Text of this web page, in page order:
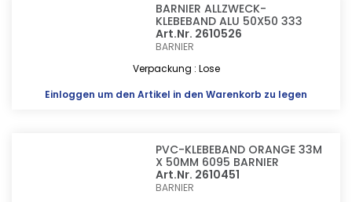
BARNIER ALLZWECK-
KLEBEBAND ALU 50X50 333
Art.Nr. 2610526
BARNIER
Verpackung : Lose
Einloggen um den Artikel in den Warenkorb zu legen
PVC-KLEBEBAND ORANGE 33M
X 50MM 6095 BARNIER
Art.Nr. 2610451
BARNIER